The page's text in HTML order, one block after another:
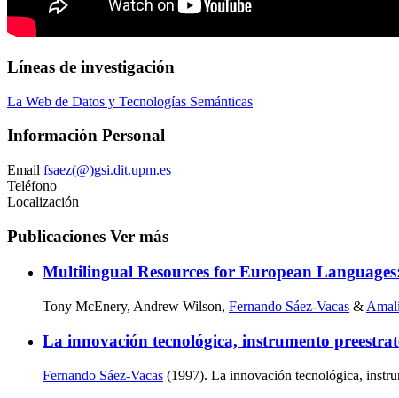
Líneas de investigación
La Web de Datos y Tecnologías Semánticas
Información Personal
Email fsaez(@)gsi.dit.upm.es
Teléfono
Localización
Publicaciones Ver más
Multilingual Resources for European
Tony McEnery, Andrew Wilson, Fernando Sáez-Vacas &
La innovación tecnológica, instrumento
Fernando Sáez-Vacas (1997). La innovación tecnológica,